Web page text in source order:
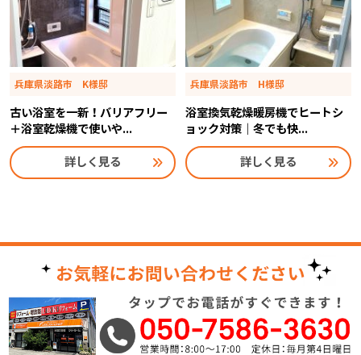
兵庫県淡路市 K様邸
古い浴室を一新！バリアフリー
＋浴室乾燥機で使いや...
詳しく見る
兵庫県淡路市 H様邸
浴室換気乾燥暖房機でヒートシ
ョック対策｜冬でも快...
詳しく見る